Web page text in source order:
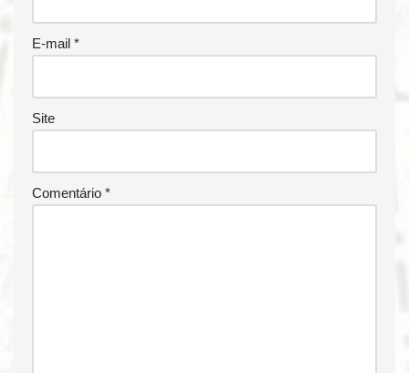
E-mail *
Site
Comentário *